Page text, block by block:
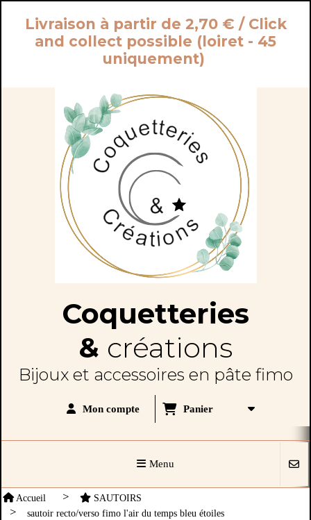
Livraison à partir de 2,70 € / Click
and collect possible (loiret - 45
uniquement)
Coquetteries
& créations
Bijoux et accessoires en pâte fimo
Mon compte Panier
Menu
Accueil
SAUTOIRS
sautoir recto/verso fimo l'air du temps bleu étoiles
Panneau de gestion des cookies